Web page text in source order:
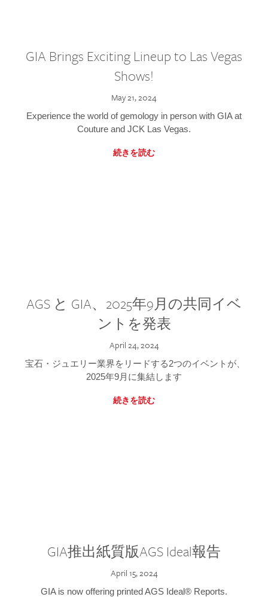
GIA Brings Exciting Lineup to Las Vegas
Shows!
May 21, 2024
Experience the world of gemology in person with GIA at
Couture and JCK Las Vegas.
続きを読む
AGS と GIA、2025年9月の共同イベ
ントを発表
April 24, 2024
宝石・ジュエリー業界をリードする2つのイベントが、
2025年9月に集結します
続きを読む
GIA推出紙質版AGS Ideal報告
April 15, 2024
GIA is now offering printed AGS Ideal® Reports.